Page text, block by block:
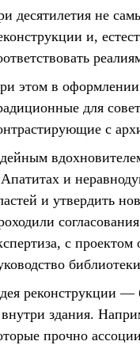
десятилетия не
и,
этом в оформлении
для
с
и
и утвердить
с
реконструкции —
здания.
прочно